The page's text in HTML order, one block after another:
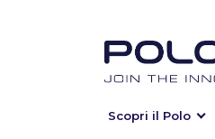
Scopri il Polo